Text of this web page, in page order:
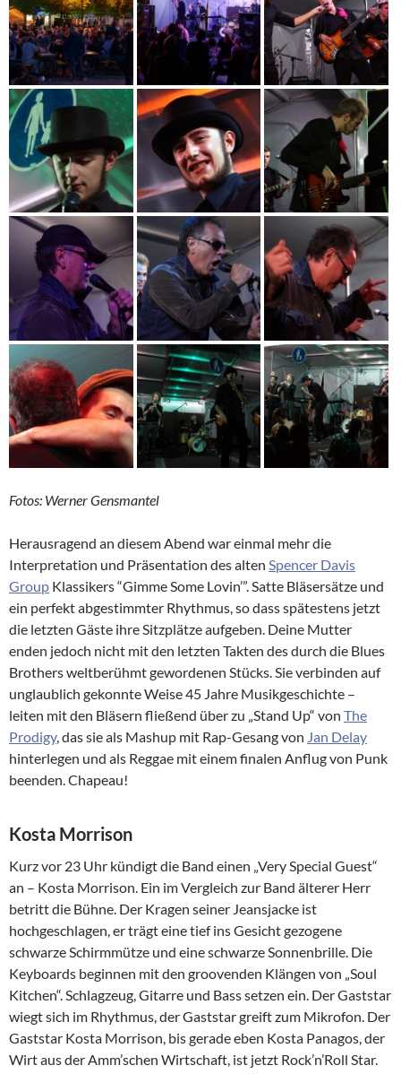
Fotos: Werner Gensmantel
Herausragend an diesem Abend war einmal mehr die
Interpretation und Präsentation des alten Spencer Davis
Group Klassikers “Gimme Some Lovin’”. Satte Bläsersätze und
ein perfekt abgestimmter Rhythmus, so dass spätestens jetzt
die letzten Gäste ihre Sitzplätze aufgeben. Deine Mutter
enden jedoch nicht mit den letzten Takten des durch die Blues
Brothers weltberühmt gewordenen Stücks. Sie verbinden auf
unglaublich gekonnte Weise 45 Jahre Musikgeschichte –
leiten mit den Bläsern fließend über zu „Stand Up“ von The
Prodigy, das sie als Mashup mit Rap-Gesang von Jan Delay
hinterlegen und als Reggae mit einem finalen Anflug von Punk
beenden. Chapeau!
Kosta Morrison
Kurz vor 23 Uhr kündigt die Band einen „Very Special Guest“
an – Kosta Morrison. Ein im Vergleich zur Band älterer Herr
betritt die Bühne. Der Kragen seiner Jeansjacke ist
hochgeschlagen, er trägt eine tief ins Gesicht gezogene
schwarze Schirmmütze und eine schwarze Sonnenbrille. Die
Keyboards beginnen mit den groovenden Klängen von „Soul
Kitchen“. Schlagzeug, Gitarre und Bass setzen ein. Der Gaststar
wiegt sich im Rhythmus, der Gaststar greift zum Mikrofon. Der
Gaststar Kosta Morrison, bis gerade eben Kosta Panagos, der
Wirt aus der Amm’schen Wirtschaft, ist jetzt Rock’n’Roll Star.